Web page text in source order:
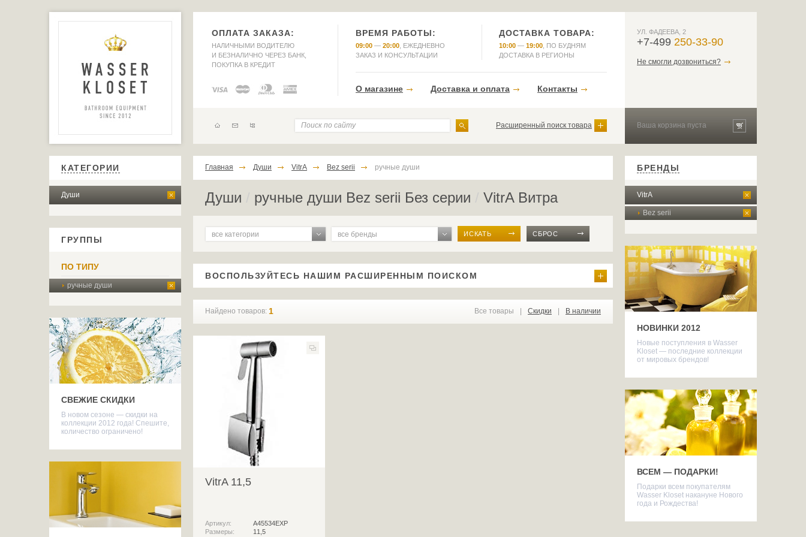
ОПЛАТА ЗАКАЗА:
НАЛИЧНЫМИ ВОДИТЕЛЮ
И БЕЗНАЛИЧНО ЧЕРЕЗ БАНК,
ПОКУПКА В КРЕДИТ
ВРЕМЯ РАБОТЫ:
09:00 — 20:00 , ЕЖЕДНЕВНО
ЗАКАЗ И КОНСУЛЬТАЦИИ
ДОСТАВКА ТОВАРА:
10:00 — 19:00 , ПО БУДНЯМ
ДОСТАВКА В РЕГИОНЫ
О магазине Доставка и оплата Контакты
УЛ. ФАДЕЕВА, 2
+7-499 250-33-90
Не смогли дозвониться?
Расширенный поиск товара Ваша корзина пуста
КАТЕГОРИИ
Души
ГРУППЫ
ПО ТИПУ
ручные души
СВЕЖИЕ СКИДКИ
В новом сезоне — скидки на
коллекции 2012 года! Спешите,
количество ограничено!
Главная Души VitrA Bez serii ручные души
Души ручные души Bez serii Без серии VitrA Витра
все категории все бренды ИСКАТЬ СБРОС
ВОСПОЛЬЗУЙТЕСЬ НАШИМ РАСШИРЕННЫМ ПОИСКОМ
Найдено товаров: 1 Все товары Скидки В наличии
VitrA 11,5
Артикул:
A45534EXP
Размеры:
11,5
БРЕНДЫ
VitrA
Bez serii
НОВИНКИ 2012
Новые поступления в Wasser
Kloset — последние коллекции
от мировых брендов!
ВСЕМ — ПОДАРКИ!
Подарки всем покупателям
Wasser Kloset накануне Нового
года и Рождества!